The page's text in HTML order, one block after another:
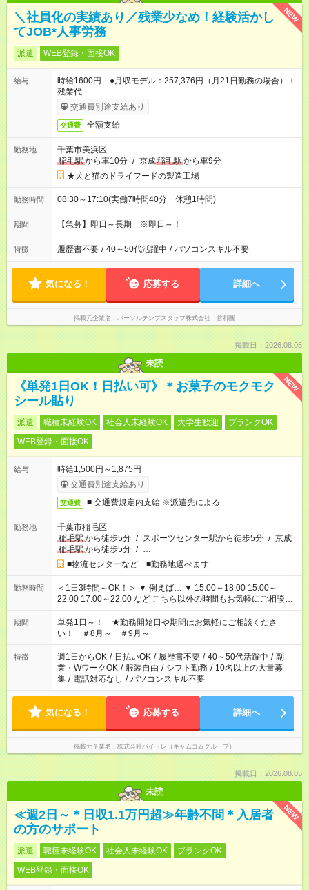
NEW
＼社員化の実績あり／残業少なめ！経験活かし
てJOB*人事労務
派遣 WEB登録・面接OK
給与
時給1600円 ●月収モデル：257,376円（月21日勤務の場合）＋
残業代
交通費別途支給あり
交通費 全額支給
勤務地
千葉市美浜区
稲毛駅から車10分 / 京成稲毛駅から車9分
★犬と猫のドライフードの製造工場
勤務時間 08:30～17:10(実働7時間40分 休憩1時間)
期間 【急募】即日～長期 ※即日～！
特徴 履歴書不要 / 40～50代活躍中 / パソコンスキル不要
気になる！ 応募する 詳細へ
掲載元企業名 パーソルテンプスタッフ株式会社 首都圏
掲載日：2026.08.05
未読
NEW
《単発1日OK！日払い可》＊お菓子のモクモク
シール貼り
派遣 職種未経験OK 社会人未経験OK 大学生歓迎
ブランクOK
WEB登録・面接OK
給与
時給1,500円～1,875円
交通費別途支給あり
交通費 ■ 交通費規定内支給 ※派遣先による
勤務地
千葉市稲毛区
稲毛駅から徒歩5分 / スポーツセンター駅から徒歩5分 / 京成
稲毛駅から徒歩5分 / …
■物流センターなど ■勤務地選べます
勤務時間
＜1日3時間～OK！＞ ▼ 例えば… ▼ 15:00～18:00 15:00～
22:00 17:00～22:00 など こちら以外の時間もお気軽にご相談く
ださい！
期間
単発1日～！ ★勤務開始日や期間はお気軽にご相談くださ
い！ ＃8月～ ＃9月～
特徴 週1日からOK / 日払いOK / 履歴書不要 / 40～50代活躍中 / 副
業・WワークOK / 服装自由 / シフト勤務 / 10名以上の大量募
集 / 電話対応なし / パソコンスキル不要
気になる！ 応募する 詳細へ
掲載元企業名 株式会社バイトレ（キャムコムグループ）
掲載日：2026.08.05
未読
NEW
≪週2日～＊日収1.1万円超≫年齢不問＊入居者
の方のサポート
派遣 職種未経験OK 社会人未経験OK
ブランクOK
WEB登録・面接OK